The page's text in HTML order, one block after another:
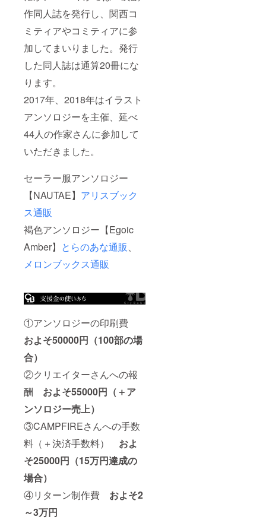
作同人誌を発行し、関西コ
ミティアやコミティアに参
加してまいりました。発行
した同人誌は通算20冊にな
ります。
2017年、2018年はイラスト
アンソロジーを主催、延べ
44人の作家さんに参加して
いただきました。
セーラー服アンソロジー
【NAUTAE】 アリスブック
ス通販
褐色アンソロジー【Egoic
Amber】 とらのあな通販、
メロンブックス通販
①アンソロジーの印刷費
およそ50000円（100部の場
合）
②クリエイターさんへの報
酬 およそ55000円（＋ア
ンソロジー売上）
③CAMPFIREさんへの手数
料（＋決済手数料） およ
そ25000円（15万円達成の
場合）
④リターン制作費 およそ2
～3万円